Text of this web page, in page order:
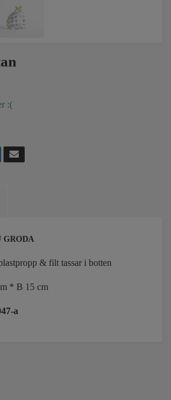
:(
GRODA
& filt tassar i botten
* B 15 cm
a